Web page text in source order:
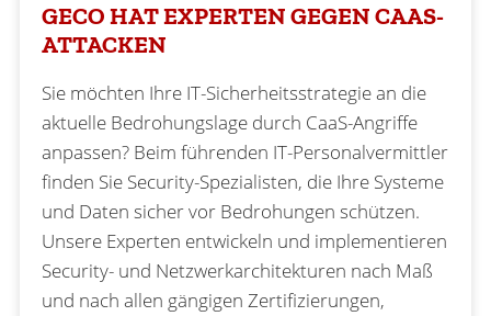
GECO HAT EXPERTEN GEGEN CAAS-
ATTACKEN
Sie möchten Ihre IT-Sicherheitsstrategie an die
aktuelle Bedrohungslage durch CaaS-Angriffe
anpassen? Beim führenden IT-Personalvermittler
finden Sie Security-Spezialisten, die Ihre Systeme
und Daten sicher vor Bedrohungen schützen.
Unsere Experten entwickeln und implementieren
Security- und Netzwerkarchitekturen nach Maß
und nach allen gängigen Zertifizierungen,